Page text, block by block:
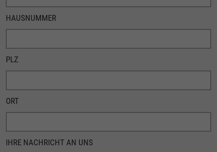
HAUSNUMMER
PLZ
ORT
BITTE NICHT AUSFÜLLEN.
IHRE NACHRICHT AN UNS